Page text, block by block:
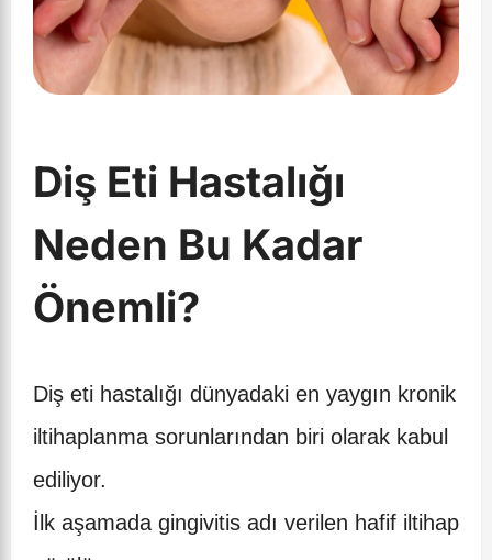
Diş Eti Hastalığı
Neden Bu Kadar
Önemli?
Diş eti hastalığı dünyadaki en yaygın kronik
iltihaplanma sorunlarından biri olarak kabul
ediliyor.
İlk aşamada gingivitis adı verilen hafif iltihap